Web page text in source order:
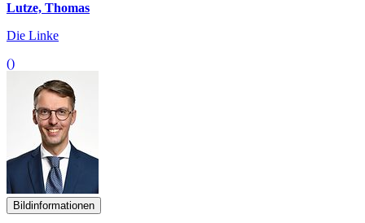
Bildinformationen
Prof. Dr. Lars Castellucci
© DBT/Stella von Saldern
Castellucci, Prof. Dr. Lars
SPD